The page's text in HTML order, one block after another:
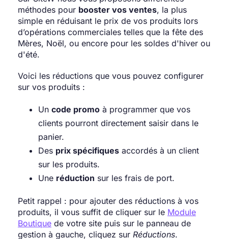
méthodes pour booster vos ventes, la plus
simple en réduisant le prix de vos produits lors
d’opérations commerciales telles que la fête des
Mères, Noël, ou encore pour les soldes d'hiver ou
d'été.
Voici les réductions que vous pouvez configurer
sur vos produits :
Un code promo à programmer que vos
clients pourront directement saisir dans le
panier.
Des prix spécifiques accordés à un client
sur les produits.
Une réduction sur les frais de port.
Petit rappel : pour ajouter des réductions à vos
produits, il vous suffit de cliquer sur le Module
Boutique de votre site puis sur le panneau de
gestion à gauche, cliquez sur Réductions.